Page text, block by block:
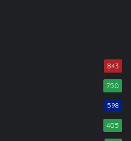
843
750
598
405